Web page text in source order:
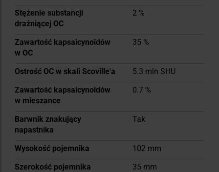
Stężenie substancji
drażniącej OC
2 %
Zawartość kapsaicynoidów
w OC
35 %
Ostrość OC w skali Scoville'a
5.3 mln SHU
Zawartość kapsaicynoidów
w mieszance
0.7 %
Barwnik znakujący
napastnika
Tak
Wysokość pojemnika
102 mm
Szerokość pojemnika
35 mm